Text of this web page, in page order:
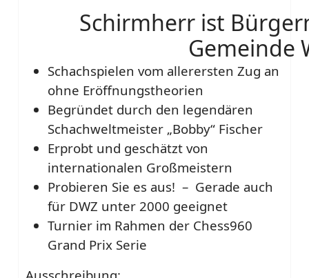
Schirmherr ist
Gemeinde
Schachspielen vom allerersten Zug an
ohne Eröffnungstheorien
Begründet durch den legendären
Schachweltmeister „Bobby“ Fischer
Erprobt und geschätzt von
internationalen Großmeistern
Probieren Sie es aus! – Gerade auch
für DWZ unter 2000 geeignet
Turnier im Rahmen der Chess960
Grand Prix Serie